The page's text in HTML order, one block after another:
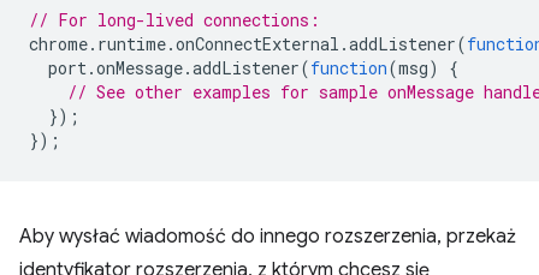
// For long-lived connections:
chrome. runtime.onConnectExternal .addListener(
port.onMessage.addListener(function(msg)
{
// See other examples for sample onMessage
});
});
Aby wysłać wiadomość do innego rozszerzenia, przekaż
identyfikator rozszerzenia, z którym chcesz się